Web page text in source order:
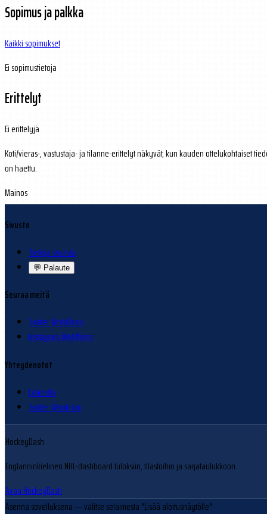
Sopimus ja palkka
Kaikki sopimukset
Ei sopimustietoja
Erittelyt
Ei erittelyjä
Koti/vieras-, vastustaja- ja tilanne-erittelyt näkyvät, kun kauden ottelukohtaiset
on haettu.
Mainos
Sivusto
Tietoja sivuista
💬 Palaute
Seuraa meitä
Twitter @nhlfinns
Instagram @nhlfinns
Yhteydenotot
LinkedIn
Twitter @hokram
HockeyDash
Englanninkielinen NHL-dashboard tuloksiin, tilastoihin ja sarjataulukkoon.
Avaa HockeyDash
Asenna sovelluksena — valitse selaimesta "Lisää aloitusnäytölle"